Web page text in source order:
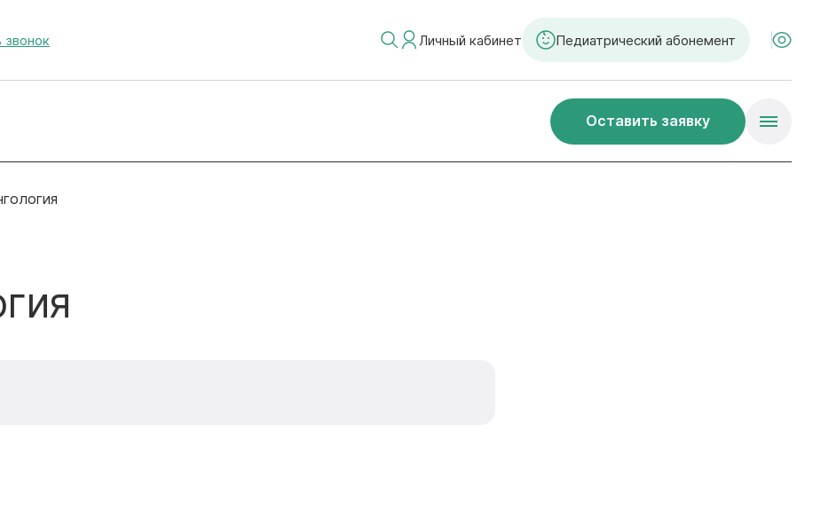
звонок Личный кабинет Педиатрический абонемент
Оставить заявку